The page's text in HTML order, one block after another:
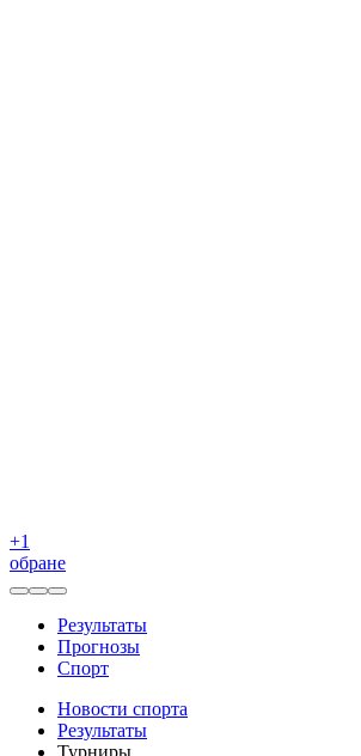
+1
обране
Результаты
Прогнозы
Спорт
Новости спорта
Результаты
Турниры